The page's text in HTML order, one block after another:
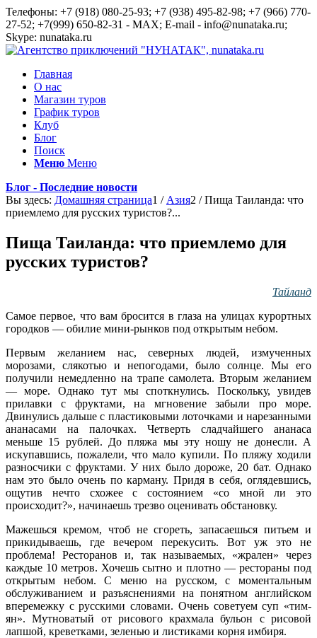
Телефоны: +7 (918) 080-25-93; +7 (938) 495-82-98; +7 (966) 770-
27-52; +7(999) 650-82-31 - MAX; E-mail - info@nunataka.ru;
Skype: nunataka.ru
Главная
О нас
Магазин туров
График туров
Клуб
Блог
Поиск
Меню Меню
Блог - Последние новости
Вы здесь: Домашняя страница1 / Азия2 / Пища Таиланда: что
приемлемо для русских туристов?...
Пища Таиланда: что приемлемо для
русских туристов?
Тайланд
Самое первое, что вам бросится в глаза на улицах курортных
городков — обилие мини-рынков под открытым небом.
Первым желанием нас, северных людей, измученных
морозами, слякотью и непогодами, было солнце. Мы его
получили немедленно на трапе самолета. Вторым желанием
— море. Однако тут мы споткнулись. Поскольку, увидев
прилавки с фруктами, на мгновение забыли про море.
Двинулись дальше с пластиковыми лоточками и нарезанными
ананасами на палочках. Четверть сладчайшего ананаса
меньше 15 рублей. До пляжа мы эту ношу не донесли. А
искупавшись, пожалели, что мало купили. По пляжу ходили
разносчики с фруктами. У них было дороже, 20 бат. Однако
нам это было очень по карману. Придя в себя, оглядевшись,
ощутив нечто схожее с состоянием «со мной ли это
происходит?», начинаешь трезво оценивать обстановку.
Мажешься кремом, чтоб не сгореть, запасаешься питьем и
прикидываешь, где вечером перекусить. Вот уж это не
проблема! Ресторанов и, так называемых, «жрален» через
каждые 10 метров. Хочешь сытно и плотно — рестораны под
открытым небом. С меню на русском, с моментальным
обслуживанием и разъяснениями на понятном английском
вперемежку с русскими словами. Очень советуем суп «тим-
ян». Мутноватый от рисового крахмала бульон с рисовой
лапшой, креветками, зеленью и листиками корня имбиря.